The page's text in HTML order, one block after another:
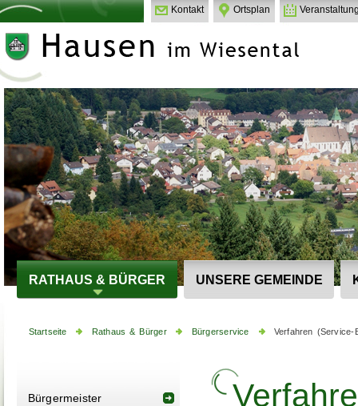
Kontakt Ortsplan
RATHAUS & BÜRGER UNSERE GEMEINDE
Startseite Rathaus & Bürger Bürgerservice Verfahren (Service-
Bürgermeister